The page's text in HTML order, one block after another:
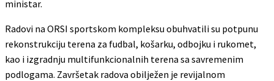
ministar.
Radovi na ORSI sportskom kompleksu obuhvatili su potpunu
rekonstrukciju terena za fudbal, košarku, odbojku i rukomet,
kao i izgradnju multifunkcionalnih terena sa savremenim
podlogama. Završetak radova obilježen je revijalnom